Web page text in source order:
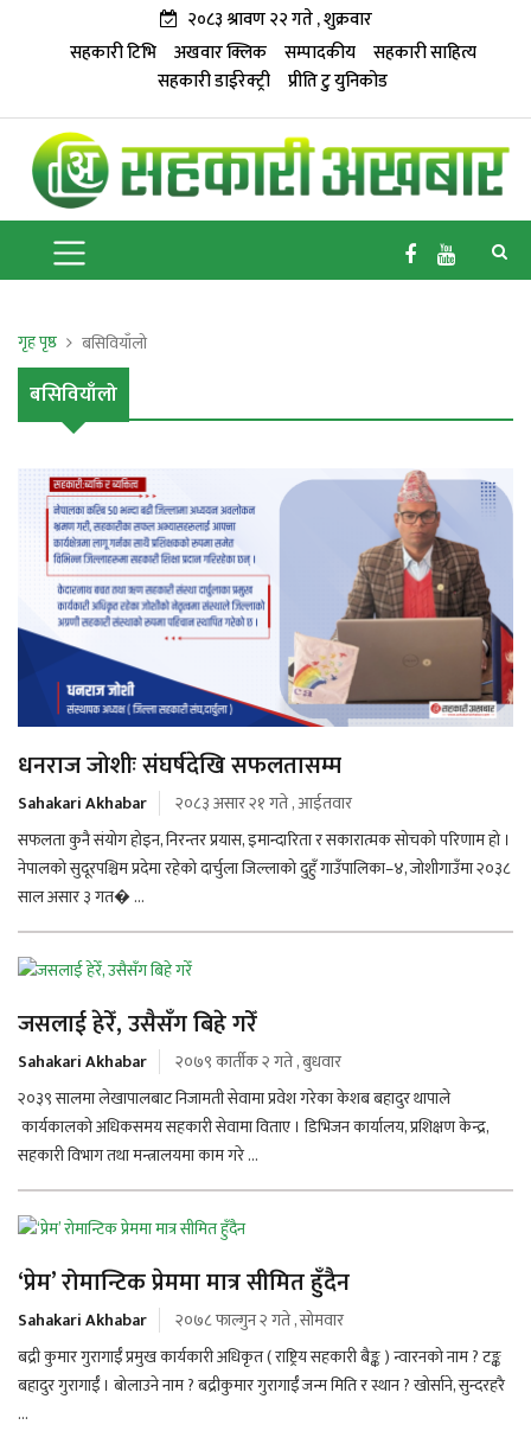
२०८३ श्रावण २२ गते , शुक्रवार
सहकारी टिभि
अखवार क्लिक सम्पादकीय
सहकारी साहित्य
सहकारी डाईरेक्ट्री प्रीति टु युनिकोड
गृह पृष्ठ बसिवियाँलो
बसिवियाँलो
धनराज जोशीः संघर्षदेखि सफलतासम्म
Sahakari Akhabar
२०८३ असार २१ गते , आईतवार
सफलता कुनै संयोग होइन, निरन्तर प्रयास, इमान्दारिता र सकारात्मक सोचको परिणाम हो ।
नेपालको सुदूरपश्चिम प्रदेमा रहेको दार्चुला जिल्लाको दुहुँ गाउँपालिका–४, जोशीगाउँमा २०३८
साल असार ३ गत� ...
जसलाई हेरेँ, उसैसँग बिहे गरेँ
Sahakari Akhabar
२०७९ कार्तीक २ गते , बुधवार
२०३९ सालमा लेखापालबाट निजामती सेवामा प्रवेश गरेका केशब बहादुर थापाले
कार्यकालको अधिकसमय सहकारी सेवामा विताए । डिभिजन कार्यालय, प्रशिक्षण केन्द्र,
सहकारी विभाग तथा मन्त्रालयमा काम गरे ...
‘प्रेम’ रोमान्टिक प्रेममा मात्र सीमित हुँदैन
Sahakari Akhabar
२०७८ फाल्गुन २ गते , सोमवार
बद्री कुमार गुरागाईँ प्रमुख कार्यकारी अधिकृत ( राष्ट्रिय सहकारी बैङ्क ) न्वारनको नाम ? टङ्क
बहादुर गुरागाईँ । बोलाउने नाम ? बद्रीकुमार गुरागाईँ जन्म मिति र स्थान ? खोर्साने, सुन्दरहरै
...